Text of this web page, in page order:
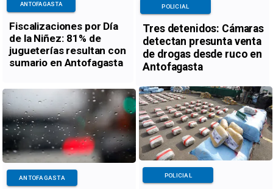
Fiscalizaciones por Día
de la Niñez: 81% de
jugueterías resultan con
sumario en Antofagasta
ANTOFAGASTA
Tres detenidos: Cámaras
detectan presunta venta
de drogas desde ruco en
Antofagasta
POLICIAL
ANTOFAGASTA POLICIAL